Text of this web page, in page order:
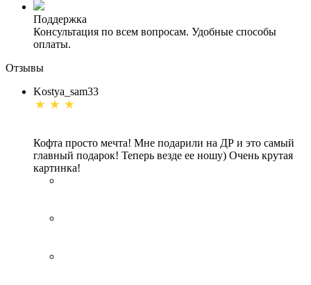
Поддержка
Консультация по всем вопросам. Удобные способы
оплаты.
Отзывы
Kostya_sam33
Кофта просто мечта! Мне подарили на ДР и это самый
главный подарок! Теперь везде ее ношу) Очень крутая
картинка!